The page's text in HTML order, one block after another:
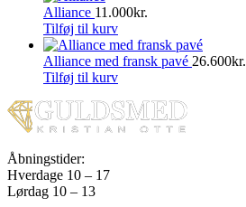
Alliance 11.000kr.
Tilføj til kurv
Alliance med fransk pavé 26.600kr.
Tilføj til kurv
Åbningstider:
Hverdage 10 – 17
Lørdag 10 – 13